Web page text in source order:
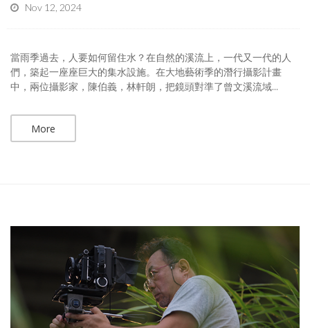
Nov 12, 2024
當雨季過去，人要如何留住水？在自然的溪流上，一代又一代的人
們，築起一座座巨大的集水設施。在大地藝術季的潛行攝影計畫
中，兩位攝影家，陳伯義，林軒朗，把鏡頭對準了曾文溪流域...
More